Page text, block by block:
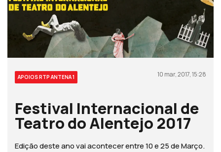
APOIOS RTP ANTENA 1 10 mar, 2017, 15:28
Festival Internacional de
Teatro do Alentejo 2017
Edição deste ano vai acontecer entre 10 e 25 de Março.